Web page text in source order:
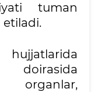
tuman
doirasida